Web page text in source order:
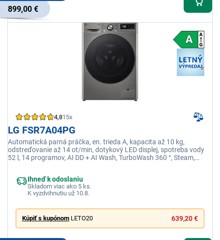
899,00 €
4,815x
LG FSR7A04PG
Automatická parná práčka, en. trieda A, kapacita až 10 kg,
odstreďovanie až 14 ot/min, dotykový LED displej, spotreba vody
52 l, 14 programov, AI DD + AI Wash, TurboWash 360 °, Steam,
Ihneď k odoslaniu
Skladom viac ako 5 ks.
K vyzdvihnutiu už 10.8.
Kúpiť s kupónom LETO20 639,20 €